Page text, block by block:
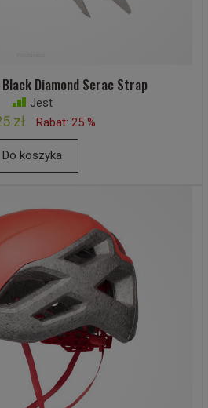
Diamond Serac Strap
Jest
zł Rabat: 25 %
Do koszyka